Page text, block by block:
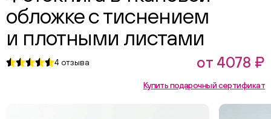
обложке с тиснением
и плотными листами
4 отзыва от 4078 ₽
Купить подарочный сертификат